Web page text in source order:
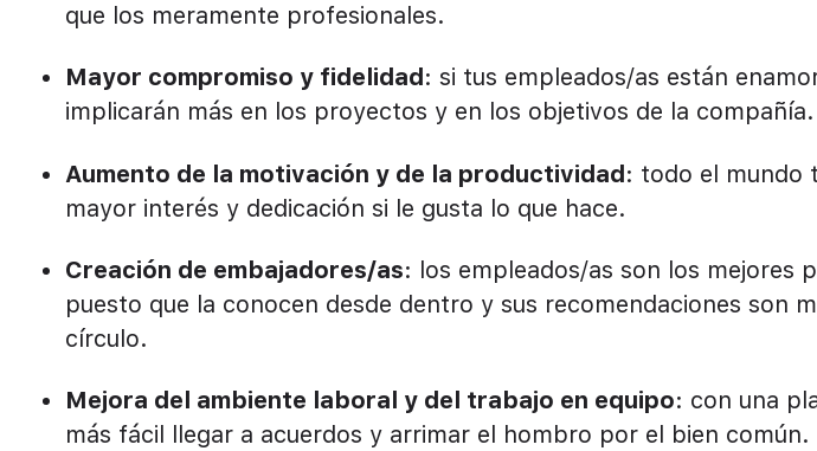
que los meramente profesionales.
Mayor compromiso y fidelidad : si tus empleados/as están
implicarán más en los proyectos y en los objetivos de la compañía.
Aumento de la motivación y de la productividad: todo el mundo
mayor interés y dedicación si le gusta lo que hace.
Creación de embajadores/as: los empleados/as son los mejores
puesto que la conocen desde dentro y sus recomendaciones son
círculo.
Mejora del ambiente laboral y del trabajo en equipo: con una
más fácil llegar a acuerdos y arrimar el hombro por el bien común.